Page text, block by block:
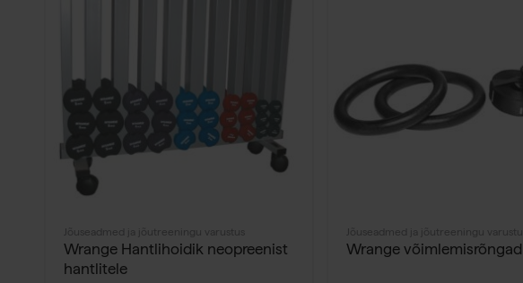
Jõuseadmed ja jõutreeningu varustus
Wrange Hantlihoidik neopreenist
hantlitele
Jõuseadmed ja jõutreeningu varustus
Wrange võimlemisrõngad